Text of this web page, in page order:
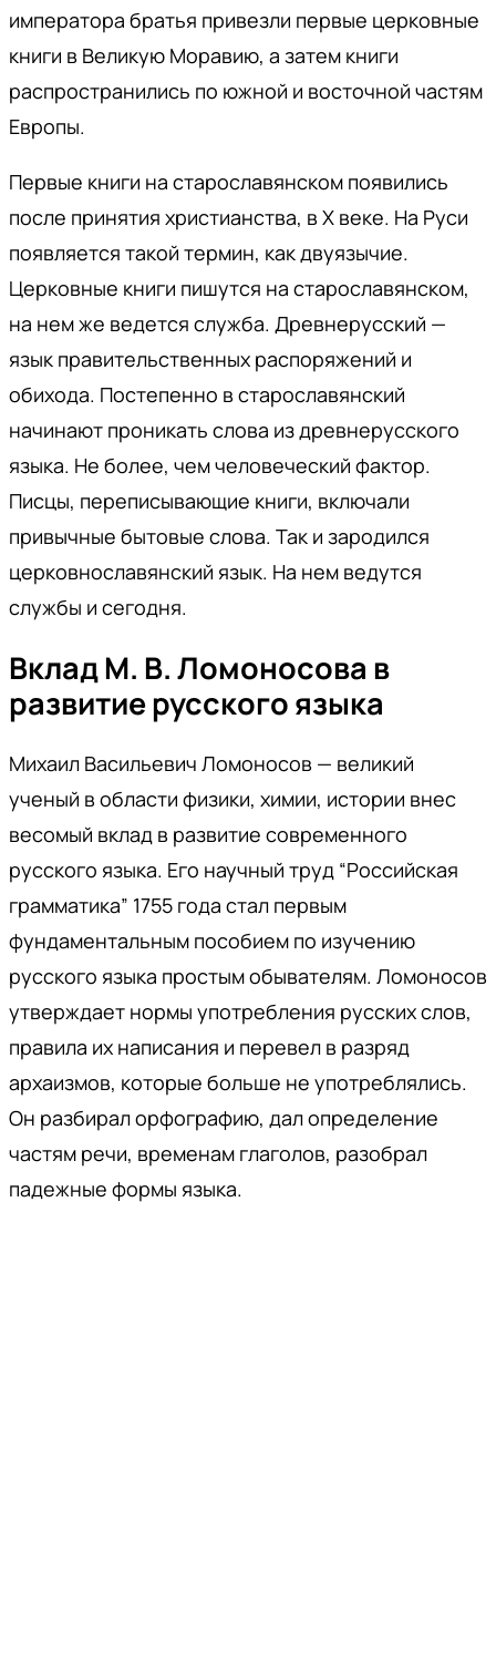
императора братья привезли первые церковные
книги в Великую Моравию, а затем книги
распространились по южной и восточной частям
Европы.
Первые книги на старославянском появились
после принятия христианства, в X веке. На Руси
появляется такой термин, как двуязычие.
Церковные книги пишутся на старославянском,
на нем же ведется служба. Древнерусский —
язык правительственных распоряжений и
обихода. Постепенно в старославянский
начинают проникать слова из древнерусского
языка. Не более, чем человеческий фактор.
Писцы, переписывающие книги, включали
привычные бытовые слова. Так и зародился
церковнославянский язык. На нем ведутся
службы и сегодня.
Вклад М. В. Ломоносова в
развитие русского языка
Михаил Васильевич Ломоносов — великий
ученый в области физики, химии, истории внес
весомый вклад в развитие современного
русского языка. Его научный труд “Российская
грамматика” 1755 года стал первым
фундаментальным пособием по изучению
русского языка простым обывателям. Ломоносов
утверждает нормы употребления русских слов,
правила их написания и перевел в разряд
архаизмов, которые больше не употреблялись.
Он разбирал орфографию, дал определение
частям речи, временам глаголов, разобрал
падежные формы языка.